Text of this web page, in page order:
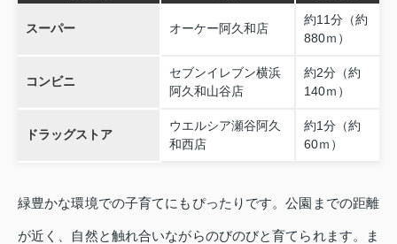
スーパー オーケー阿久和店
約11分（約
880ｍ）
コンビニ
セブンイレブン横浜
阿久和山谷店
約2分（約
140ｍ）
ドラッグストア
ウエルシア瀬谷阿久
和西店
約1分（約
60ｍ）
緑豊かな環境での子育てにもぴったりです。公園までの距離
が近く、自然と触れ合いながらのびのびと育てられます。ま